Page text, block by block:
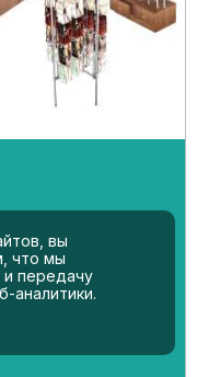
вы
что мы
и передачу
аналитики.